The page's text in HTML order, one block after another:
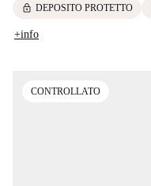
lock DEPOSITO PROTETTO
+info
CONTROLLATO